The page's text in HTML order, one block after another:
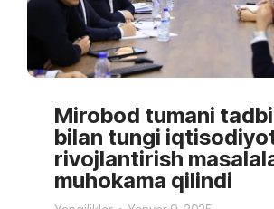
Mirobod tumani
bilan tungi
rivojlantirish
muhokama qilindi